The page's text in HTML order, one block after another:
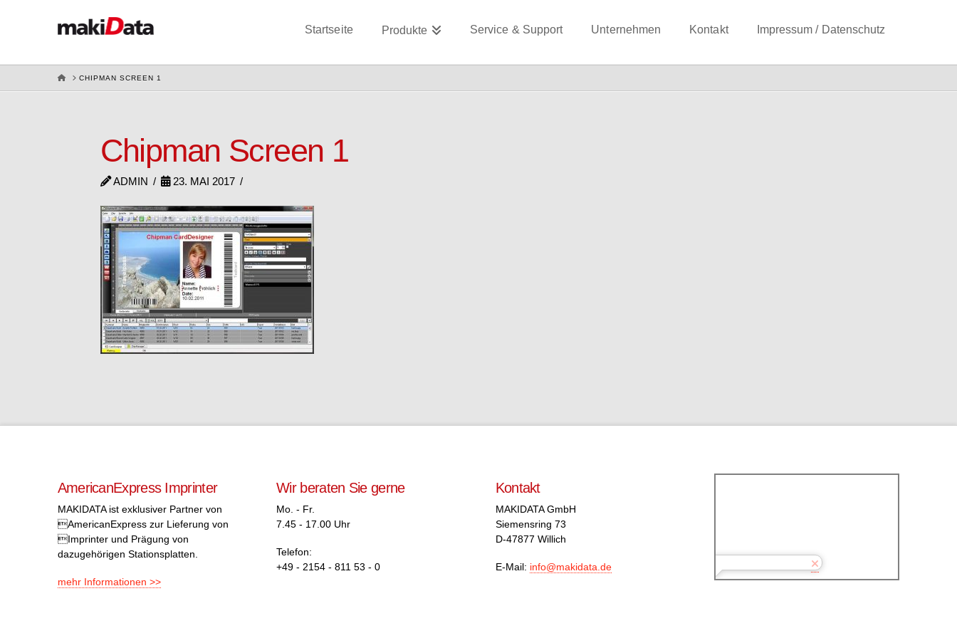
Startseite Produkte Service & Support Unternehmen Kontakt Impressum / Datenschutz
HOMECHIPMAN SCREEN 1
Chipman Screen 1
ADMIN 23. MAI 2017
AmericanExpress Imprinter
MAKIDATA ist exklusiver Partner von
AmericanExpress zur Lieferung von
Imprinter und Prägung von
dazugehörigen Stationsplatten.
mehr Informationen >>
Wir beraten Sie gerne
Mo. - Fr.
7.45 - 17.00 Uhr
Telefon:
+49 - 2154 - 811 53 - 0
Kontakt
MAKIDATA GmbH
Siemensring 73
D-47877 Willich
E-Mail: info@makidata.de